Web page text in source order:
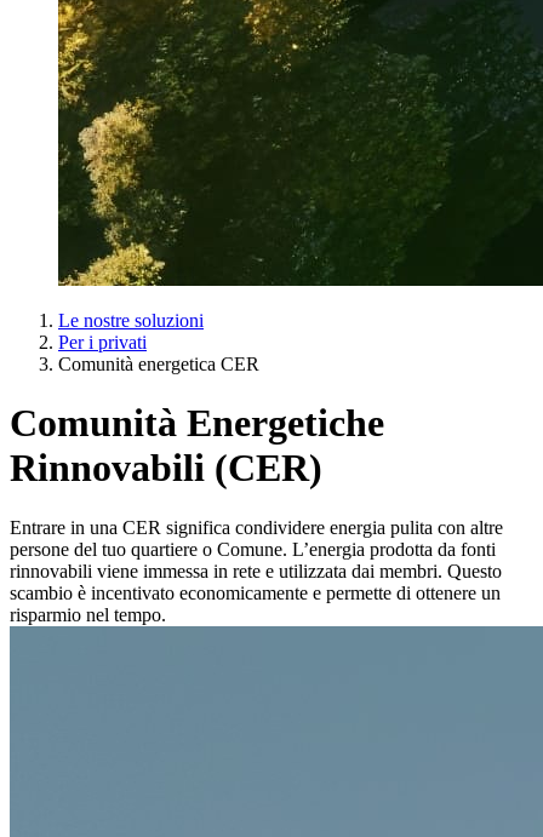
Le nostre soluzioni
Per i privati
Comunità energetica CER
Comunità Energetiche
Rinnovabili (CER)
Entrare in una CER significa condividere energia pulita con altre
persone del tuo quartiere o Comune. L’energia prodotta da fonti
rinnovabili viene immessa in rete e utilizzata dai membri. Questo
scambio è incentivato economicamente e permette di ottenere un
risparmio nel tempo.